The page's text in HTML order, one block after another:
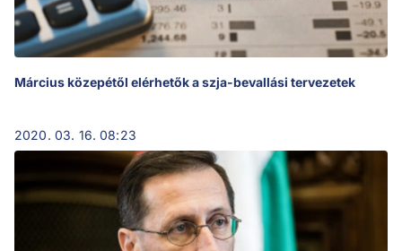
Március közepétől elérhetők a szja-bevallási tervezetek
2020. 03. 16. 08:23